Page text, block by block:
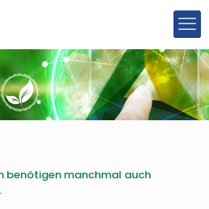
benötigen manchmal auch